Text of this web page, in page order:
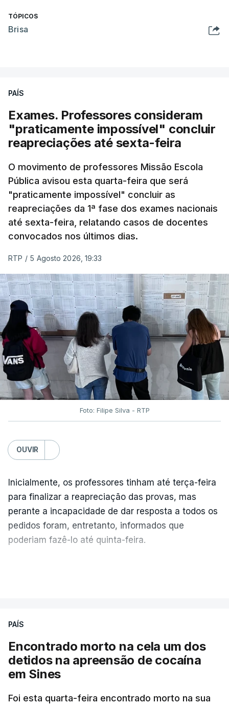
TÓPICOS
Brisa
PAÍS
Exames. Professores consideram
"praticamente impossível" concluir
reapreciações até sexta-feira
O movimento de professores Missão Escola
Pública avisou esta quarta-feira que será
"praticamente impossível" concluir as
reapreciações da 1ª fase dos exames nacionais
até sexta-feira, relatando casos de docentes
convocados nos últimos dias.
RTP / 5 Agosto 2026, 19:33
Foto: Filipe Silva - RTP
OUVIR
Inicialmente, os professores tinham até terça-feira
para finalizar a reapreciação das provas, mas
perante a incapacidade de dar resposta a todos os
pedidos foram, entretanto, informados que
poderiam fazê-lo até quinta-feira.
No domingo, estavam concluídos cerca de 50 por
cento dos mais de 20 mil pedidos de reapreciação,
mas Cristina Mota, porta-voz da Missão Escola
Pública, tem dúvidas de que o processo esteja
PAÍS
Encontrado morto na cela um dos
detidos na apreensão de cocaína
em Sines
Foi esta quarta-feira encontrado morto na sua